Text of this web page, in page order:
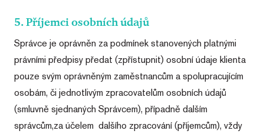
5. Příjemci osobních údajů
Správce je oprávněn za podmínek stanovených platnými
právními předpisy předat (zpřístupnit) osobní údaje klienta
pouze svým oprávněným zaměstnancům a spolupracujícím
osobám, či jednotlivým zpracovatelům osobních údajů
(smluvně sjednaných Správcem), případně dalším
správcům,za účelem dalšího zpracování (příjemcům), vždy